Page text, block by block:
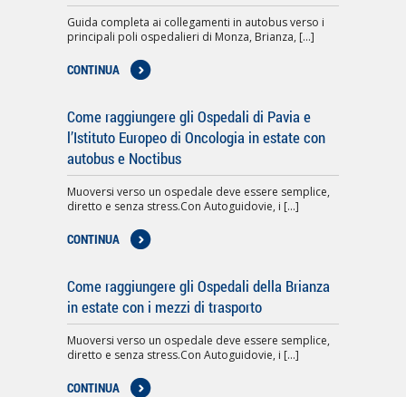
Guida completa ai collegamenti in autobus verso i
principali poli ospedalieri di Monza, Brianza, [...]
CONTINUA
Come raggiungere gli Ospedali di Pavia e
l’Istituto Europeo di Oncologia in estate con
autobus e Noctibus
Muoversi verso un ospedale deve essere semplice,
diretto e senza stress.Con Autoguidovie, i [...]
CONTINUA
Come raggiungere gli Ospedali della Brianza
in estate con i mezzi di trasporto
Muoversi verso un ospedale deve essere semplice,
diretto e senza stress.Con Autoguidovie, i [...]
CONTINUA